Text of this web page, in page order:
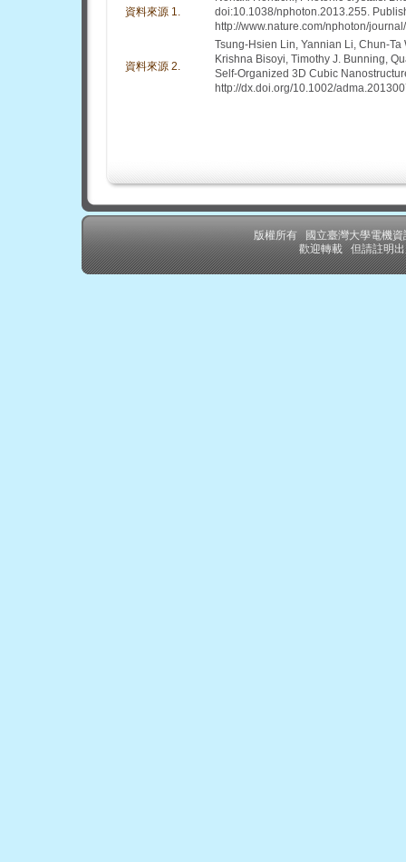
資料來源 1.
doi:10.1038/nphoton.2013.255.
http://www.nature.com/nphoton/
資料來源 2.
Tsung-Hsien Lin, Yannian Li, Chun-
Krishna Bisoyi, Timothy J. Bunning,
Self-Organized 3D Cubic
http://dx.doi.org/10.1002/
版權所有 國立臺灣大學電機
歡迎轉載 但請註明